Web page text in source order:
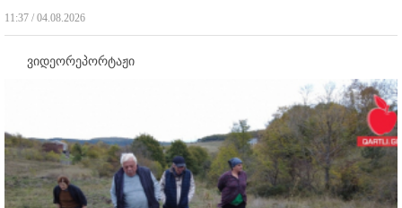
11:37 / 04.08.2026
ვიდეორეპორტაჟი